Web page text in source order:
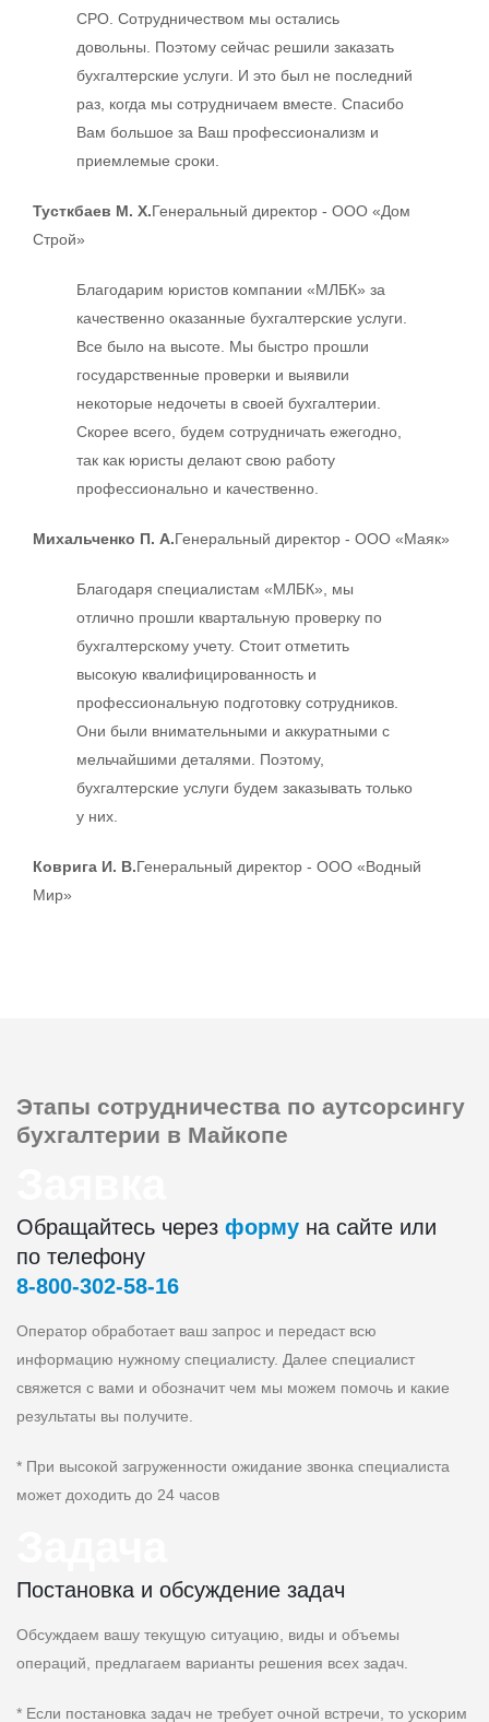
СРО. Сотрудничеством мы остались
довольны. Поэтому сейчас решили заказать
бухгалтерские услуги. И это был не последний
раз, когда мы сотрудничаем вместе. Спасибо
Вам большое за Ваш профессионализм и
приемлемые сроки.
Тусткбаев М. Х.Генеральный директор - ООО «Дом
Строй»
Благодарим юристов компании «МЛБК» за
качественно оказанные бухгалтерские услуги.
Все было на высоте. Мы быстро прошли
государственные проверки и выявили
некоторые недочеты в своей бухгалтерии.
Скорее всего, будем сотрудничать ежегодно,
так как юристы делают свою работу
профессионально и качественно.
Михальченко П. А.Генеральный директор - ООО «Маяк»
Благодаря специалистам «МЛБК», мы
отлично прошли квартальную проверку по
бухгалтерскому учету. Стоит отметить
высокую квалифицированность и
профессиональную подготовку сотрудников.
Они были внимательными и аккуратными с
мельчайшими деталями. Поэтому,
бухгалтерские услуги будем заказывать только
у них.
Коврига И. В.Генеральный директор - ООО «Водный
Мир»
Этапы сотрудничества по аутсорсингу
бухгалтерии в Майкопе
Обращайтесь через форму на сайте или
по телефону
8‑800‑302‑58‑16
Оператор обработает ваш запрос и передаст всю
информацию нужному специалисту. Далее специалист
свяжется с вами и обозначит чем мы можем помочь и какие
результаты вы получите.
* При высокой загруженности ожидание звонка специалиста
может доходить до 24 часов
Постановка и обсуждение задач
Обсуждаем вашу текущую ситуацию, виды и объемы
операций, предлагаем варианты решения всех задач.
* Если постановка задач не требует очной встречи, то ускорим